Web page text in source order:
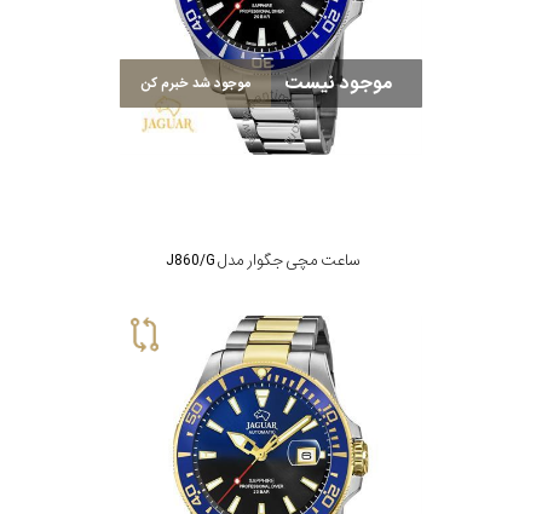
موجود نیست موجود شد خبرم کن
ساعت مچی جگوار مدل J860/G